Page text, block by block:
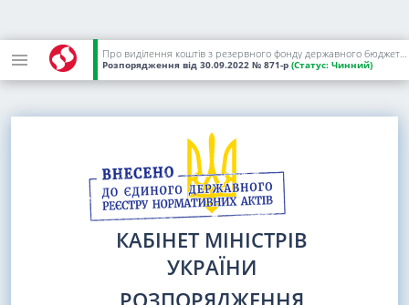
Про виділення коштів з резервного фонду державного бюджету для фінансової підтримки комунального підприємства "Облводоканал" Запорізької обласної ради
Розпорядження від 30.09.2022 № 871-р (Статус: Чинний)
КАБІНЕТ МІНІСТРІВ
УКРАЇНИ
РОЗПОРЯДЖЕННЯ